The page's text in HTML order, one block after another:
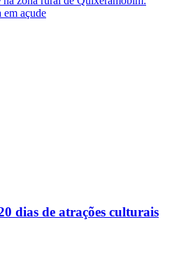
em açude
dias de atrações culturais